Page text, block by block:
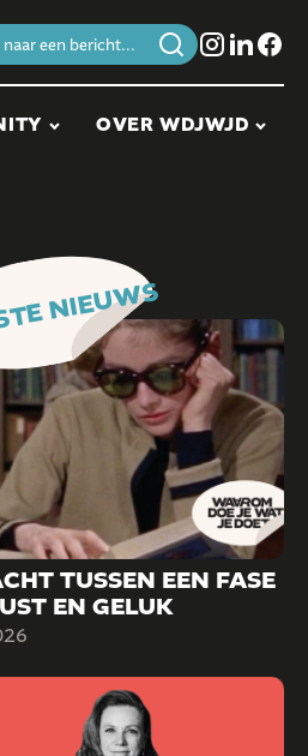
OVER WDJWJD
NIEUWS
TUSSEN EEN FASE
EN GELUK